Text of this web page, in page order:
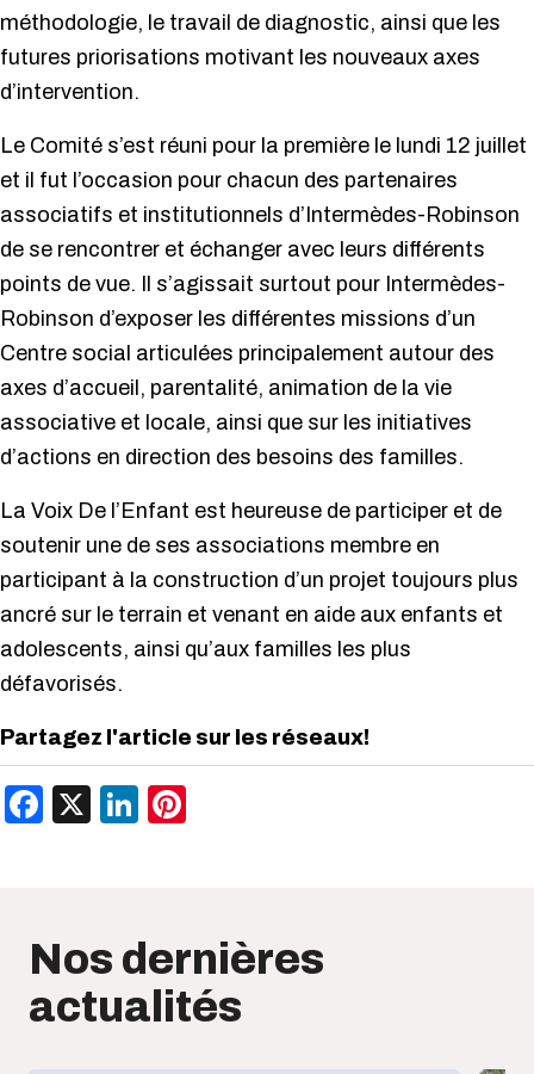
méthodologie, le travail de diagnostic, ainsi que les
futures priorisations motivant les nouveaux axes
d’intervention.
Le Comité s’est réuni pour la première le lundi 12 juillet
et il fut l’occasion pour chacun des partenaires
associatifs et institutionnels d’Intermèdes-Robinson
de se rencontrer et échanger avec leurs différents
points de vue. Il s’agissait surtout pour Intermèdes-
Robinson d’exposer les différentes missions d’un
Centre social articulées principalement autour des
axes d’accueil, parentalité, animation de la vie
associative et locale, ainsi que sur les initiatives
d’actions en direction des besoins des familles.
La Voix De l’Enfant est heureuse de participer et de
soutenir une de ses associations membre en
participant à la construction d’un projet toujours plus
ancré sur le terrain et venant en aide aux enfants et
adolescents, ainsi qu’aux familles les plus
défavorisés.
Partagez l'article sur les réseaux!
Facebook
X LinkedIn
Nos dernières
actualités